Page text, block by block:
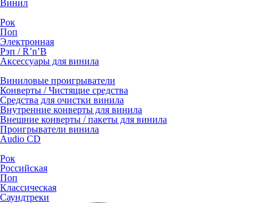
Винил
Рок
Поп
Электронная
Рэп / R’n’B
Аксессуары для винила
Виниловые проигрыватели
Конверты / Чистящие средства
Средства для очистки винила
Внутренние конверты для винила
Внешние конверты / пакеты для винила
Проигрыватели винила
Audio CD
Рок
Российская
Поп
Классическая
Саундтреки